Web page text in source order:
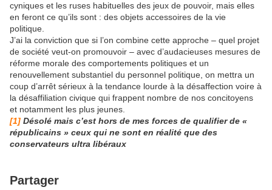
cyniques et les ruses habituelles des jeux de pouvoir, mais elles
en feront ce qu’ils sont : des objets accessoires de la vie
politique.
J’ai la conviction que si l’on combine cette approche – quel projet
de société veut-on promouvoir – avec d’audacieuses mesures de
réforme morale des comportements politiques et un
renouvellement substantiel du personnel politique, on mettra un
coup d’arrêt sérieux à la tendance lourde à la désaffection voire à
la désaffiliation civique qui frappent nombre de nos concitoyens
et notamment les plus jeunes.
[1] Désolé mais c’est hors de mes forces de qualifier de «
républicains » ceux qui ne sont en réalité que des
conservateurs ultra libéraux
Partager